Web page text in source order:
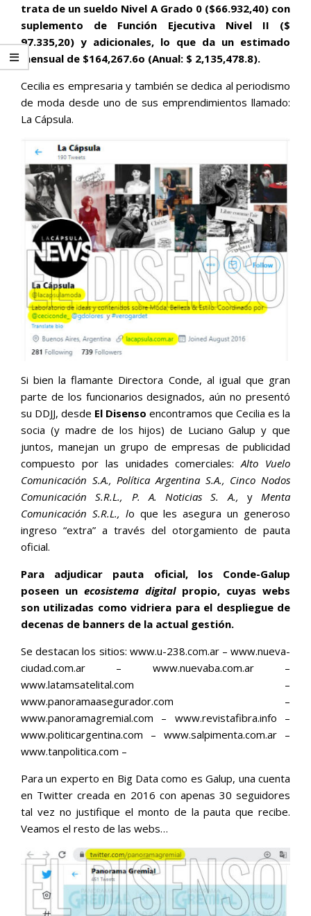
trata de un sueldo Nivel A Grado 0 ($66.932,40) con
suplemento de Función Ejecutiva Nivel II ($
97.335,20) y adicionales, lo que da un estimado
mensual de $164,267.6o (Anual: $ 2,135,478.8).
Cecilia es empresaria y también se dedica al periodismo
de moda desde uno de sus emprendimientos llamado:
La Cápsula.
Si bien la flamante Directora Conde, al igual que gran
parte de los funcionarios designados, aún no presentó
su DDJJ, desde El Disenso encontramos que Cecilia es la
socia (y madre de los hijos) de Luciano Galup y que
juntos, manejan un grupo de empresas de publicidad
compuesto por las unidades comerciales:Alto Vuelo
Comunicación S.A., Política Argentina S.A., Cinco Nodos
Comunicación S.R.L., P. A. Noticias S. A., y Menta
Comunicación S.R.L., lo que les asegura un generoso
ingreso “extra” a través del otorgamiento de pauta
oficial.
Para adjudicar pauta oficial, los Conde-Galup
poseen un ecosistema digitalpropio, cuyas webs
son utilizadas como vidriera para el despliegue de
decenas de banners de la actual gestión.
Se destacan los sitios: www.u-238.com.ar – www.nueva-
ciudad.com.ar – www.nuevaba.com.ar –
www.latamsatelital.com –
www.panoramaasegurador.com –
www.panoramagremial.com – www.revistafibra.info –
www.politicargentina.com – www.salpimenta.com.ar –
www.tanpolitica.com –
Para un experto en Big Data como es Galup, una cuenta
en Twitter creada en 2016 con apenas 30 seguidores
tal vez no justifique el monto de la pauta que recibe.
Veamos el resto de las webs…